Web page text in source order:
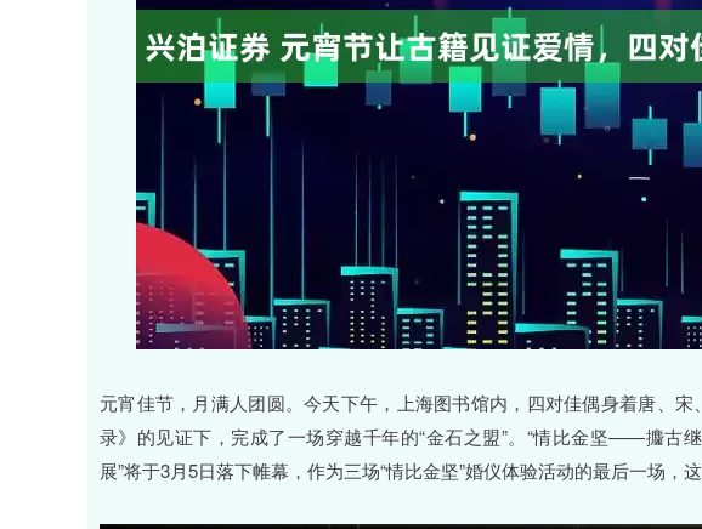
元宵佳节，月满人团圆。今天下午，上海图书馆内，四对佳偶身着唐、
录》的见证下，完成了一场穿越千年的“金石之盟”。“情比金坚——攟古
展”将于3月5日落下帷幕，作为三场“情比金坚”婚仪体验活动的最后一场，